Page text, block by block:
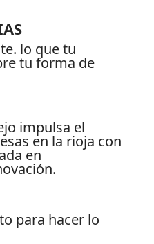
tu forma de
en la rioja con
en